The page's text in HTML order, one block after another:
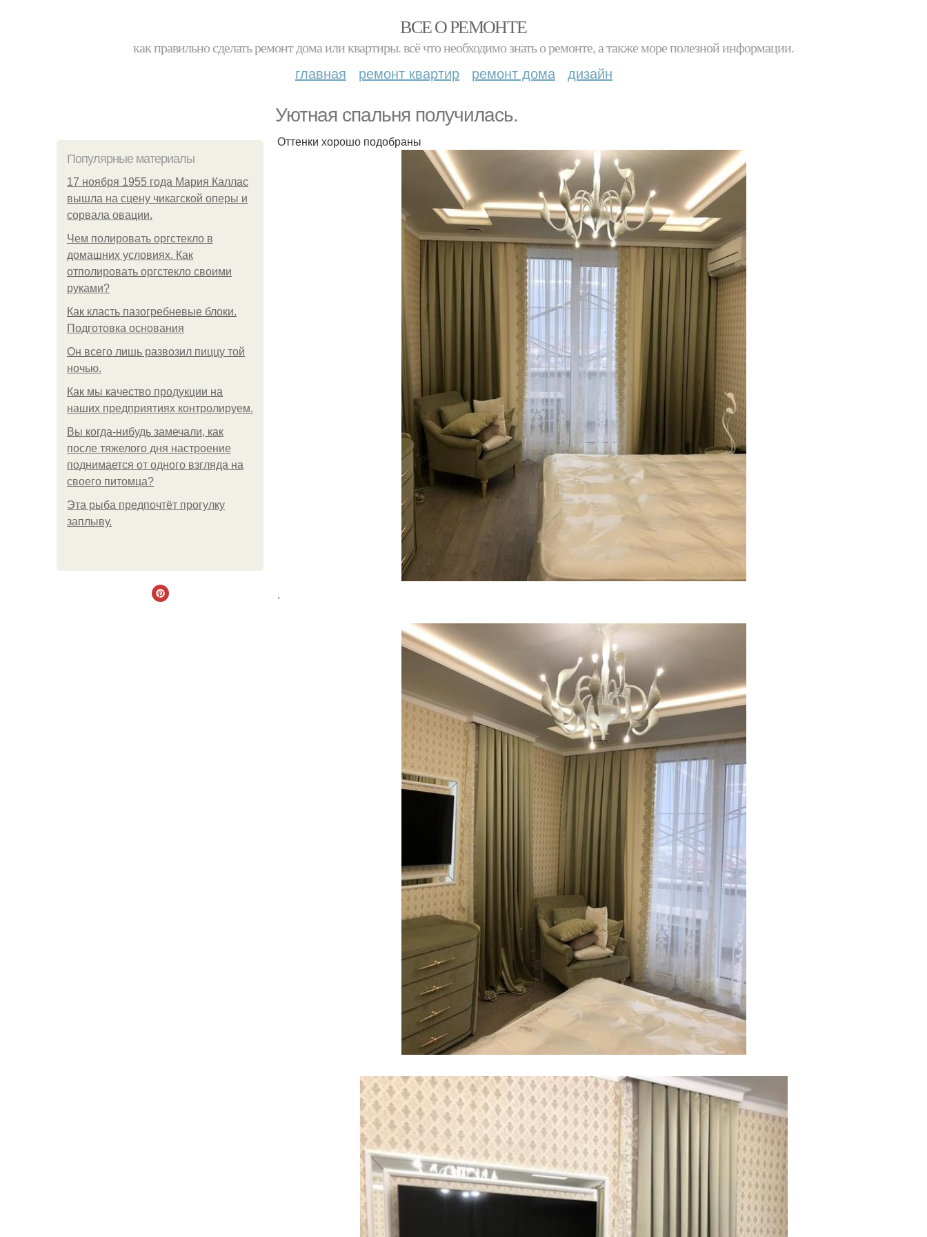
ВСЕ О РЕМОНТЕ
как правильно сделать ремонт дома или квартиры. всё что необходимо знать о ремонте, а также море полезной информации.
главная ремонт квартир ремонт дома дизайн
Уютная спальня получилась.
Популярные материалы
17 ноября 1955 года Мария Каллас
вышла на сцену чикагской оперы и
сорвала овации.
Чем полировать оргстекло в
домашних условиях. Как
отполировать оргстекло своими
руками?
Как класть пазогребневые блоки.
Подготовка основания
Он всего лишь развозил пиццу той
ночью.
Как мы качество продукции на
наших предприятиях контролируем.
Вы когда-нибудь замечали, как
после тяжелого дня настроение
поднимается от одного взгляда на
своего питомца?
Эта рыба предпочтёт прогулку
заплыву.
Оттенки хорошо подобраны
.